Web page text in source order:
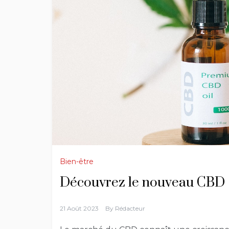
Bien-être
Découvrez le nouveau CBD
21 Août 2023 By Rédacteur